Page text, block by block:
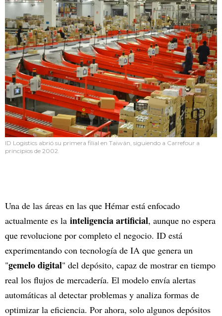
ID Logistics abrió su primera filial en Taiwán, siguiendo a Carrefour a
principios de 2002.
Una de las áreas en las que Hémar está enfocado
actualmente es la inteligencia artificial, aunque no espera
que revolucione por completo el negocio. ID está
experimentando con tecnología de IA que genera un
"gemelo digital" del depósito, capaz de mostrar en tiempo
real los flujos de mercadería. El modelo envía alertas
automáticas al detectar problemas y analiza formas de
optimizar la eficiencia. Por ahora, solo algunos depósitos